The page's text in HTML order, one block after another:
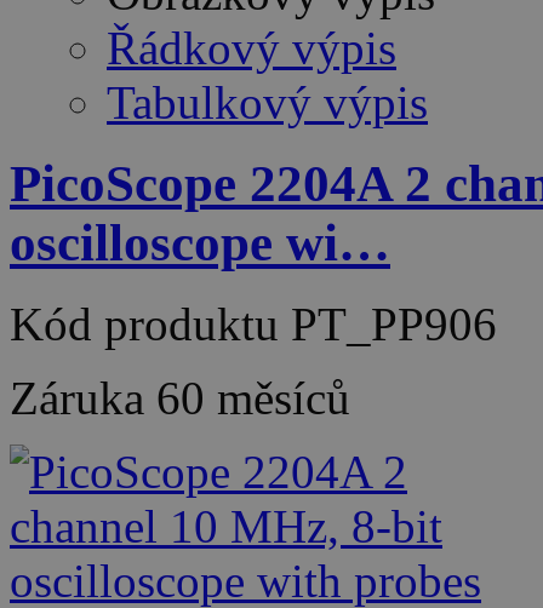
Řádkový výpis
Tabulkový výpis
PicoScope 2204A 2
oscilloscope wi…
Kód produktu PT_PP906
Záruka 60 měsíců